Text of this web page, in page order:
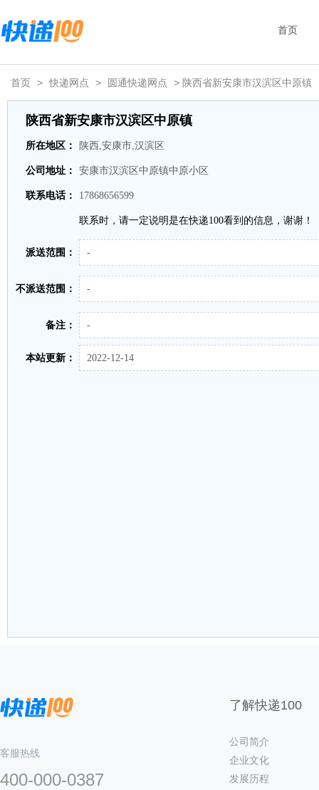
首页
首页 > 快递网点 > 圆通快递网点 > 陕西省新安康市汉滨区中原镇
陕西省新安康市汉滨区中原镇
所在地区： 陕西,安康市,汉滨区
公司地址： 安康市汉滨区中原镇中原小区
联系电话： 17868656599
联系时，请一定说明是在快递100看到的信息，谢谢！
派送范围： -
不派送范围： -
备注： -
本站更新： 2022-12-14
客服热线
400-000-0387
了解快递100
公司简介
企业文化
发展历程